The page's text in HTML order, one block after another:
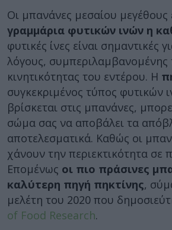
Οι μπανάνες μεσαίου
γραμμάρια φυτικών ινών η
φυτικές ίνες είναι σημαντικές
λόγους, συμπεριλαμβανομένης
κινητικότητας του εντέρου. Η
συγκεκριμένος τύπος φυτικών
βρίσκεται στις μπανάνες,
σώμα σας να αποβάλει τα
αποτελεσματικά. Καθώς οι
χάνουν την περιεκτικότητα σε
Επομένως οι πιο πράσινες
καλύτερη πηγή πηκτίνης,
μελέτη του 2020 που
of Food Research.